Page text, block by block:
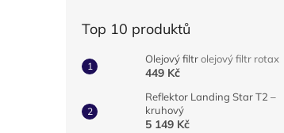
Top 10 produktů
Olejový filtrolejový filtr rotax
449 Kč
Reflektor Landing Star T2 –
kruhový
5 149 Kč